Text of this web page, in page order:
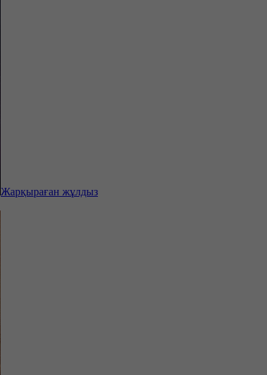
Жарқыраған жұлдыз